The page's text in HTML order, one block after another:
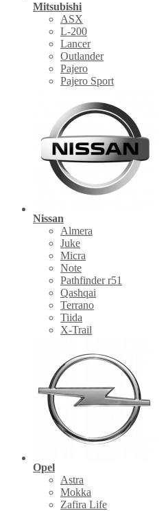
Mitsubishi
ASX
L-200
Lancer
Outlander
Pajero
Pajero Sport
Nissan
Almera
Juke
Micra
Note
Pathfinder r51
Qashqai
Terrano
Tiida
X-Trail
Opel
Astra
Mokka
Zafira Life